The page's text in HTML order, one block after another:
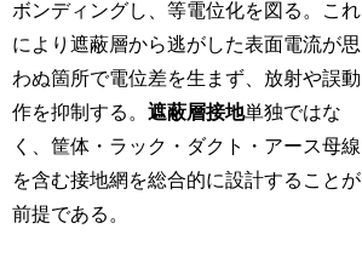
ボンディングし、等電位化を図る。これ
により遮蔽層から逃がした表面電流が思
わぬ箇所で電位差を生まず、放射や誤動
作を抑制する。遮蔽層接地単独ではな
く、筐体・ラック・ダクト・アース母線
を含む接地網を総合的に設計することが
前提である。